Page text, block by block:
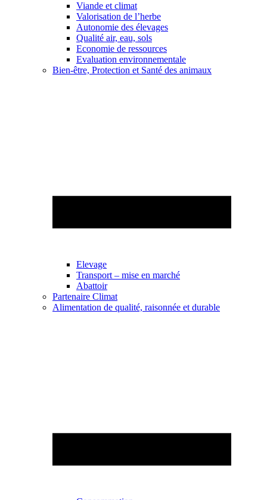
Viande et climat
Valorisation de l’herbe
Autonomie des élevages
Qualité air, eau, sols
Economie de ressources
Evaluation environnementale
Bien-être, Protection et Santé des animaux
Elevage
Transport – mise en marché
Abattoir
Partenaire Climat
Alimentation de qualité, raisonnée et durable